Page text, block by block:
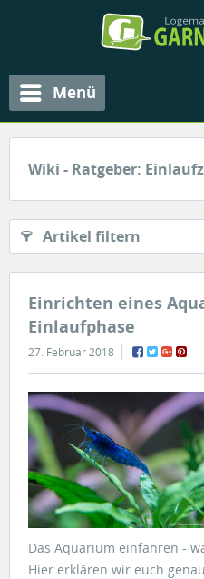
Menü
Wiki - Ratgeber:
Artikel filtern
Einrichten eines
Einlaufphase
27. Februar 2018
Das Aquarium einfahren -
Hier erklären wir euch